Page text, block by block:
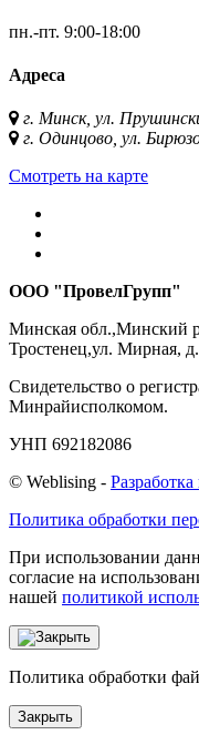
пн.-пт. 9:00-18:00
Адреса
г. Минск, ул.
г. Одинцово, ул.
Смотреть на карте
ООО "ПровелГрупп"
Минская обл.,Минский
Тростенец,ул. Мирная,
Свидетельство о
Минрайисполкомом.
УНП 692182086
© Weblising -
Политика обработки
При использовании
согласие на
нашей политикой
Политика обработки
Закрыть